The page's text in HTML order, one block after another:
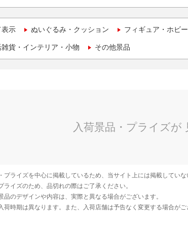
表示 ぬいぐるみ・クッション フィギュア・ホビー
貨・インテリア・小物 その他景品